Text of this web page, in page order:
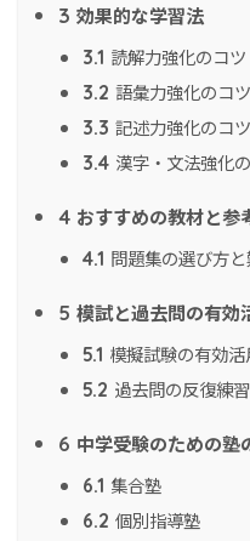
3 効果的な学習法
3.1 読解力強化のコツ
3.2 語彙力強化のコツ
3.3 記述力強化のコツ
3.4 漢字・文法強化
4 おすすめの教材と参
4.1 問題集の選び方
5 模試と過去問の有効
5.1 模擬試験の有効
5.2 過去問の反復練習
6 中学受験のための塾
6.1 集合塾
6.2 個別指導塾